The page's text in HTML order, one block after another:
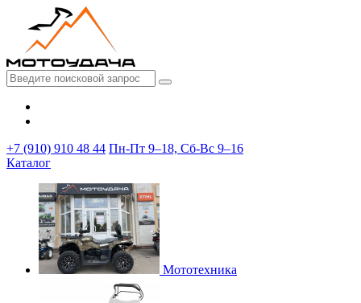
+7 (910) 910 48 44 Пн-Пт 9–18, Сб-Вс 9–16
Каталог
Мототехника